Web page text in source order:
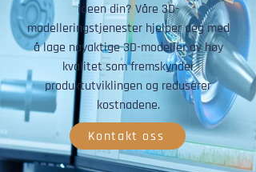
ideen din? Våre 3D-
modelleringstjenester hjelper deg med
å lage nøyaktige 3D-modeller av høy
kvalitet som fremskynder
produktutviklingen og reduserer
kostnadene.
Kontakt oss